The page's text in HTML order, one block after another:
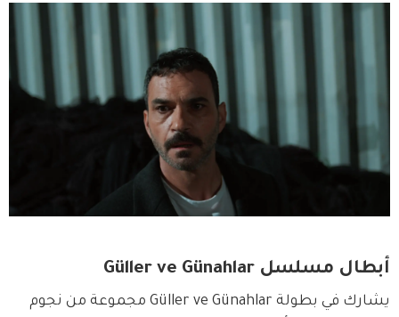
أبطال مسلسل Güller ve Günahlar
يشارك في بطولة Güller ve Günahlar مجموعة من نجوم